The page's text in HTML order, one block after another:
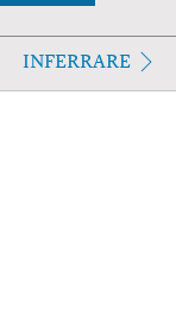
INFERRARE